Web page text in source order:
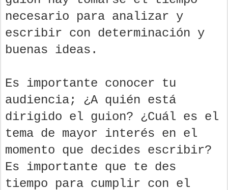
necesario para analizar y
escribir con determinación y
buenas ideas.
Es importante conocer tu
audiencia; ¿A quién está
dirigido el guion? ¿Cuál es el
tema de mayor interés en el
momento que decides escribir?
Es importante que te des
tiempo para cumplir con el